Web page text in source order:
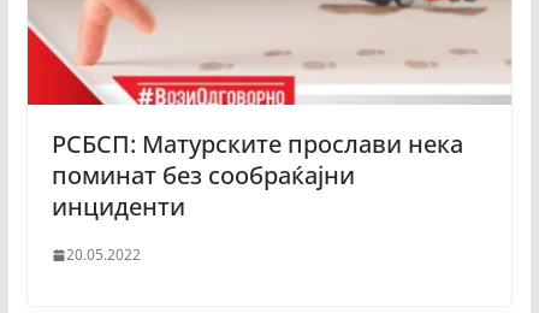
РСБСП: Матурските прослави нека
поминат без сообраќајни
инциденти
20.05.2022